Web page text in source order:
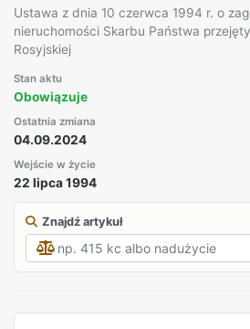
Ustawa z dnia 10 czerwca 1994 r. o
nieruchomości Skarbu Państwa
Rosyjskiej
Stan aktu
Obowiązuje
Ostatnia zmiana
04.09.2024
Wejście w życie
22 lipca 1994
Znajdź artykuł